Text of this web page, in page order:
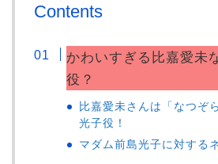
Contents
かわいすぎる比嘉愛未
役？
比嘉愛未さんは「なつぞ
光子役！
マダム前島光子に対する